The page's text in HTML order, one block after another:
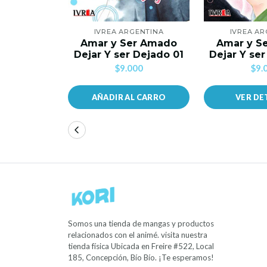
IVREA ARGENTINA
Amar y Ser Amado
Dejar Y ser Dejado 01
$9.000
AÑADIR AL CARRO
IVREA
Amar y
Dejar Y
VER
Somos una tienda de mangas y productos
relacionados con el animé. visita nuestra
tienda física Ubicada en Freire #522, Local
185, Concepción, Bío Bío. ¡Te esperamos!